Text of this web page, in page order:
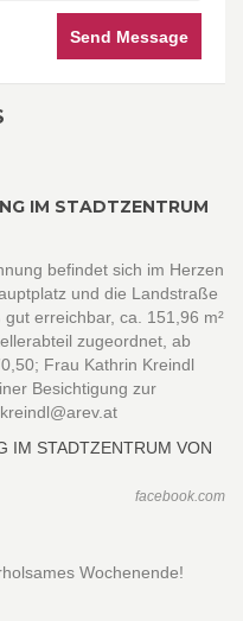
Send Message
IM STADTZENTRUM
befindet sich im Herzen
und die Landstraße
erreichbar, ca. 151,96 m²
zugeordnet, ab
Frau Kathrin Kreindl
Besichtigung zur
facebook.com
Wochenende!